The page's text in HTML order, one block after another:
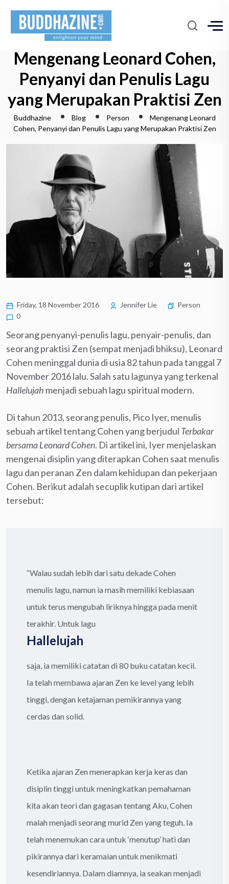
Mengenang Leonard Cohen,
Penyanyi dan Penulis Lagu
yang Merupakan Praktisi Zen
Buddhazine Blog Person
Mengenang Leonard
Cohen, Penyanyi dan Penulis Lagu yang Merupakan Praktisi Zen
Friday, 18 November 2016 Jennifer Lie
Person
0
Seorang penyanyi-penulis lagu, penyair-penulis, dan
seorang praktisi Zen (sempat menjadi bhiksu), Leonard
Cohen meninggal dunia di usia 82 tahun pada tanggal 7
November 2016 lalu. Salah satu lagunya yang terkenal
Hallelujah menjadi sebuah lagu spiritual modern.
Di tahun 2013, seorang penulis, Pico Iyer, menulis
sebuah artikel tentang Cohen yang berjudul Terbakar
bersama Leonard Cohen. Di artikel ini, Iyer menjelaskan
mengenai disiplin yang diterapkan Cohen saat menulis
lagu dan peranan Zen dalam kehidupan dan pekerjaan
Cohen. Berikut adalah secuplik kutipan dari artikel
tersebut:
“Walau sudah lebih dari satu dekade Cohen
menulis lagu, namun ia masih memiliki kebiasaan
untuk terus mengubah liriknya hingga pada menit
terakhir. Untuk lagu
Hallelujah
saja, ia memiliki catatan di 80 buku catatan kecil.
Ia telah membawa ajaran Zen ke level yang lebih
tinggi, dengan ketajaman pemikirannya yang
cerdas dan solid.
Ketika ajaran Zen menerapkan kerja keras dan
disiplin tinggi untuk meningkatkan pemahaman
kita akan teori dan gagasan tentang Aku, Cohen
malah menjadi seorang murid Zen yang teguh. Ia
telah menemukan cara untuk ‘menutup’ hati dan
pikirannya dari keramaian untuk menikmati
kesendiriannya. Dalam diamnya, ia seakan menjadi